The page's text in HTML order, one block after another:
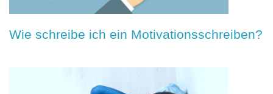
Wie schreibe ich ein Motivationsschreiben?